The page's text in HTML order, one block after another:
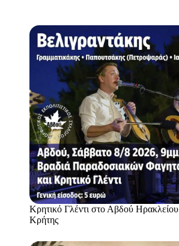
Κρητικό Γλέντι στο Αβδού Ηρακλείου
Κρήτης